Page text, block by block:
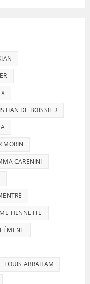
DE BOISSIEU
MORIN
CARENINI
HENNETTE
LOUIS ABRAHAM